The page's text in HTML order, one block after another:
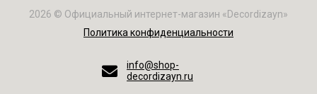
2026 © Официальный интернет-магазин «Decordizayn»
Политика конфиденциальности
info@shop-
decordizayn.ru